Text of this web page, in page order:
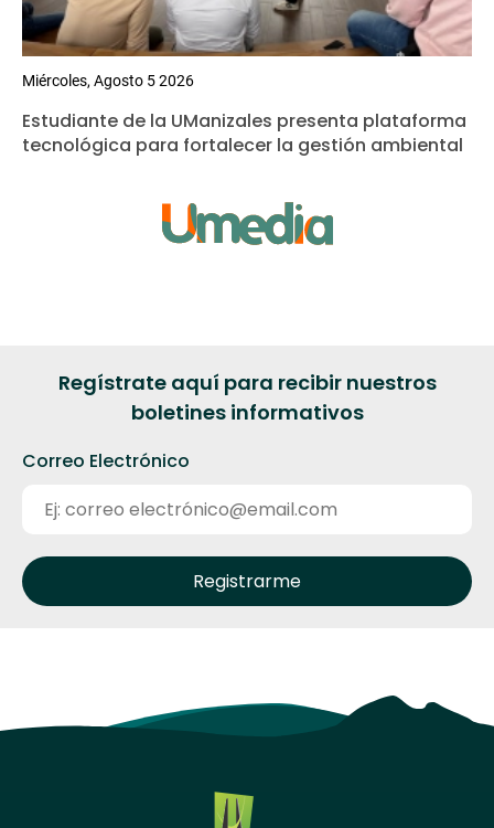
Miércoles, Agosto 5 2026
Estudiante de la UManizales presenta plataforma
tecnológica para fortalecer la gestión ambiental
Regístrate aquí para recibir nuestros
boletines informativos
Correo Electrónico